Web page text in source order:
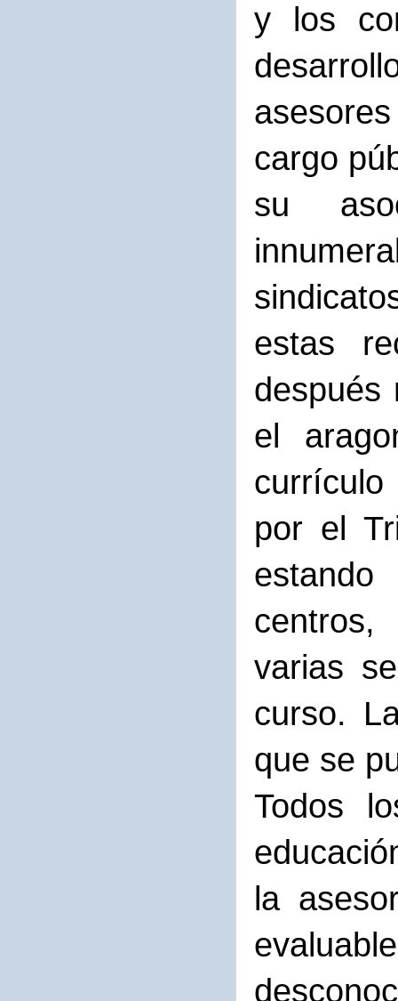
y los
cargo
su
estas
después
el
por el
centros,
varias
curso.
que se
Todos
la